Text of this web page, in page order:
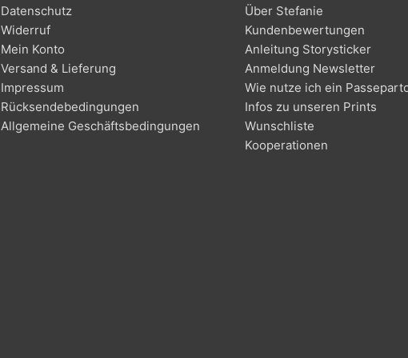
Datenschutz
Widerruf
Mein Konto
Versand & Lieferung
Impressum
Rücksendebedingungen
Allgemeine Geschäftsbedingungen
Über Stefanie
Kundenbewertungen
Anleitung Storysticker
Anmeldung Newsletter
Wie nutze ich ein
Infos zu unseren Prints
Wunschliste
Kooperationen